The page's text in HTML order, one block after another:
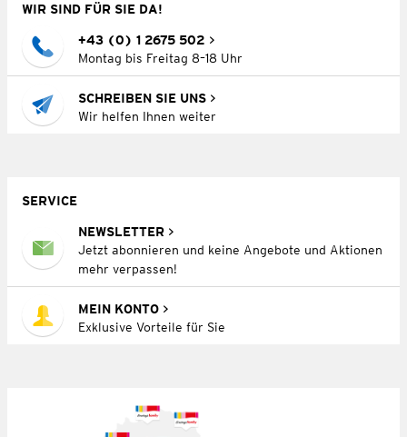
WIR SIND FÜR SIE DA!
+43 (0) 1 2675 502
Montag bis Freitag 8–18 Uhr
SCHREIBEN SIE UNS
Wir helfen Ihnen weiter
SERVICE
NEWSLETTER
Jetzt abonnieren und keine Angebote und Aktionen
mehr verpassen!
MEIN KONTO
Exklusive Vorteile für Sie